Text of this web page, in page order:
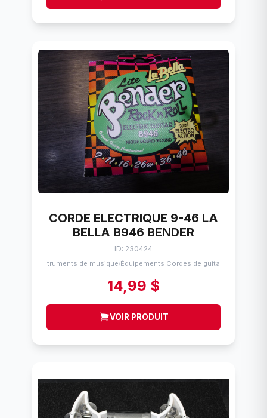
CORDE ELECTRIQUE 9-46 LA
BELLA B946 BENDER
ID: 230424
Instruments de musique/Équipements Cordes de guitares
14,99 $
VOIR PRODUIT